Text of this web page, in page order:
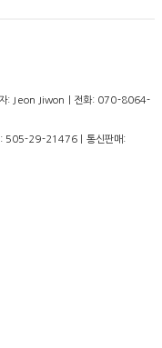
자: Jeon Jiwon | 전화: 070-8064-
505-29-21476 | 통신판매: